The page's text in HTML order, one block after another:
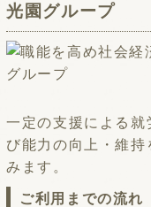
光園グループ
一定の支援による就
び能力の向上・維持
みます。
ご利用までの流れ